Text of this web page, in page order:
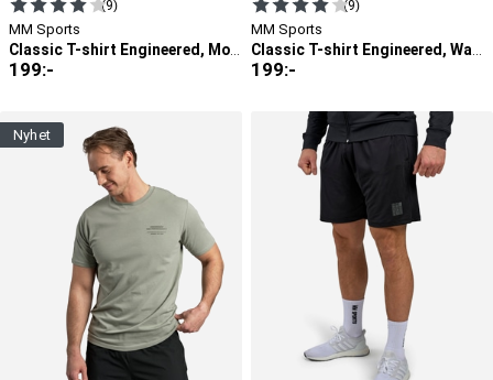
(9)
MM Sports
199:-
(9)
MM Sports
199:-
nyhet